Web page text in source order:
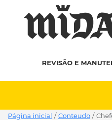
REVISÃO E
Página inicial / Conteudo /